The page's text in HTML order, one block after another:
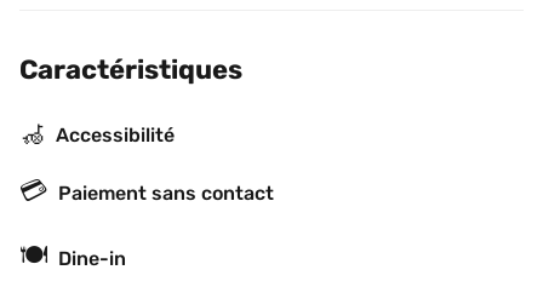
Caractéristiques
🦽 Accessibilité
💳 Paiement sans contact
🍽 Dine-in